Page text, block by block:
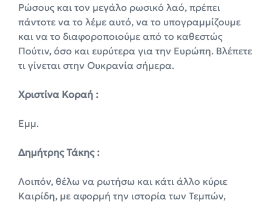
Ρώσους και τον μεγάλο ρωσικό λαό, πρέπει
πάντοτε να το λέμε αυτό, να το υπογραμμίζουμε
και να το διαφοροποιούμε από το καθεστώς
Πούτιν, όσο και ευρύτερα για την Ευρώπη. Βλέπετε
τι γίνεται στην Ουκρανία σήμερα.
Χριστίνα Κοραή :
Εμμ.
Δημήτρης Τάκης :
Λοιπόν, θέλω να ρωτήσω και κάτι άλλο κύριε
Καιρίδη, με αφορμή την ιστορία των Τεμπών,